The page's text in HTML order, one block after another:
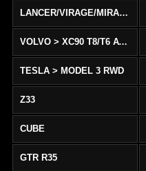
LANCER/VIRAGE/MIRAGE
VOLVO > XC90 T8/T6 AWD
TESLA > MODEL 3 RWD
Z33
CUBE
GTR R35